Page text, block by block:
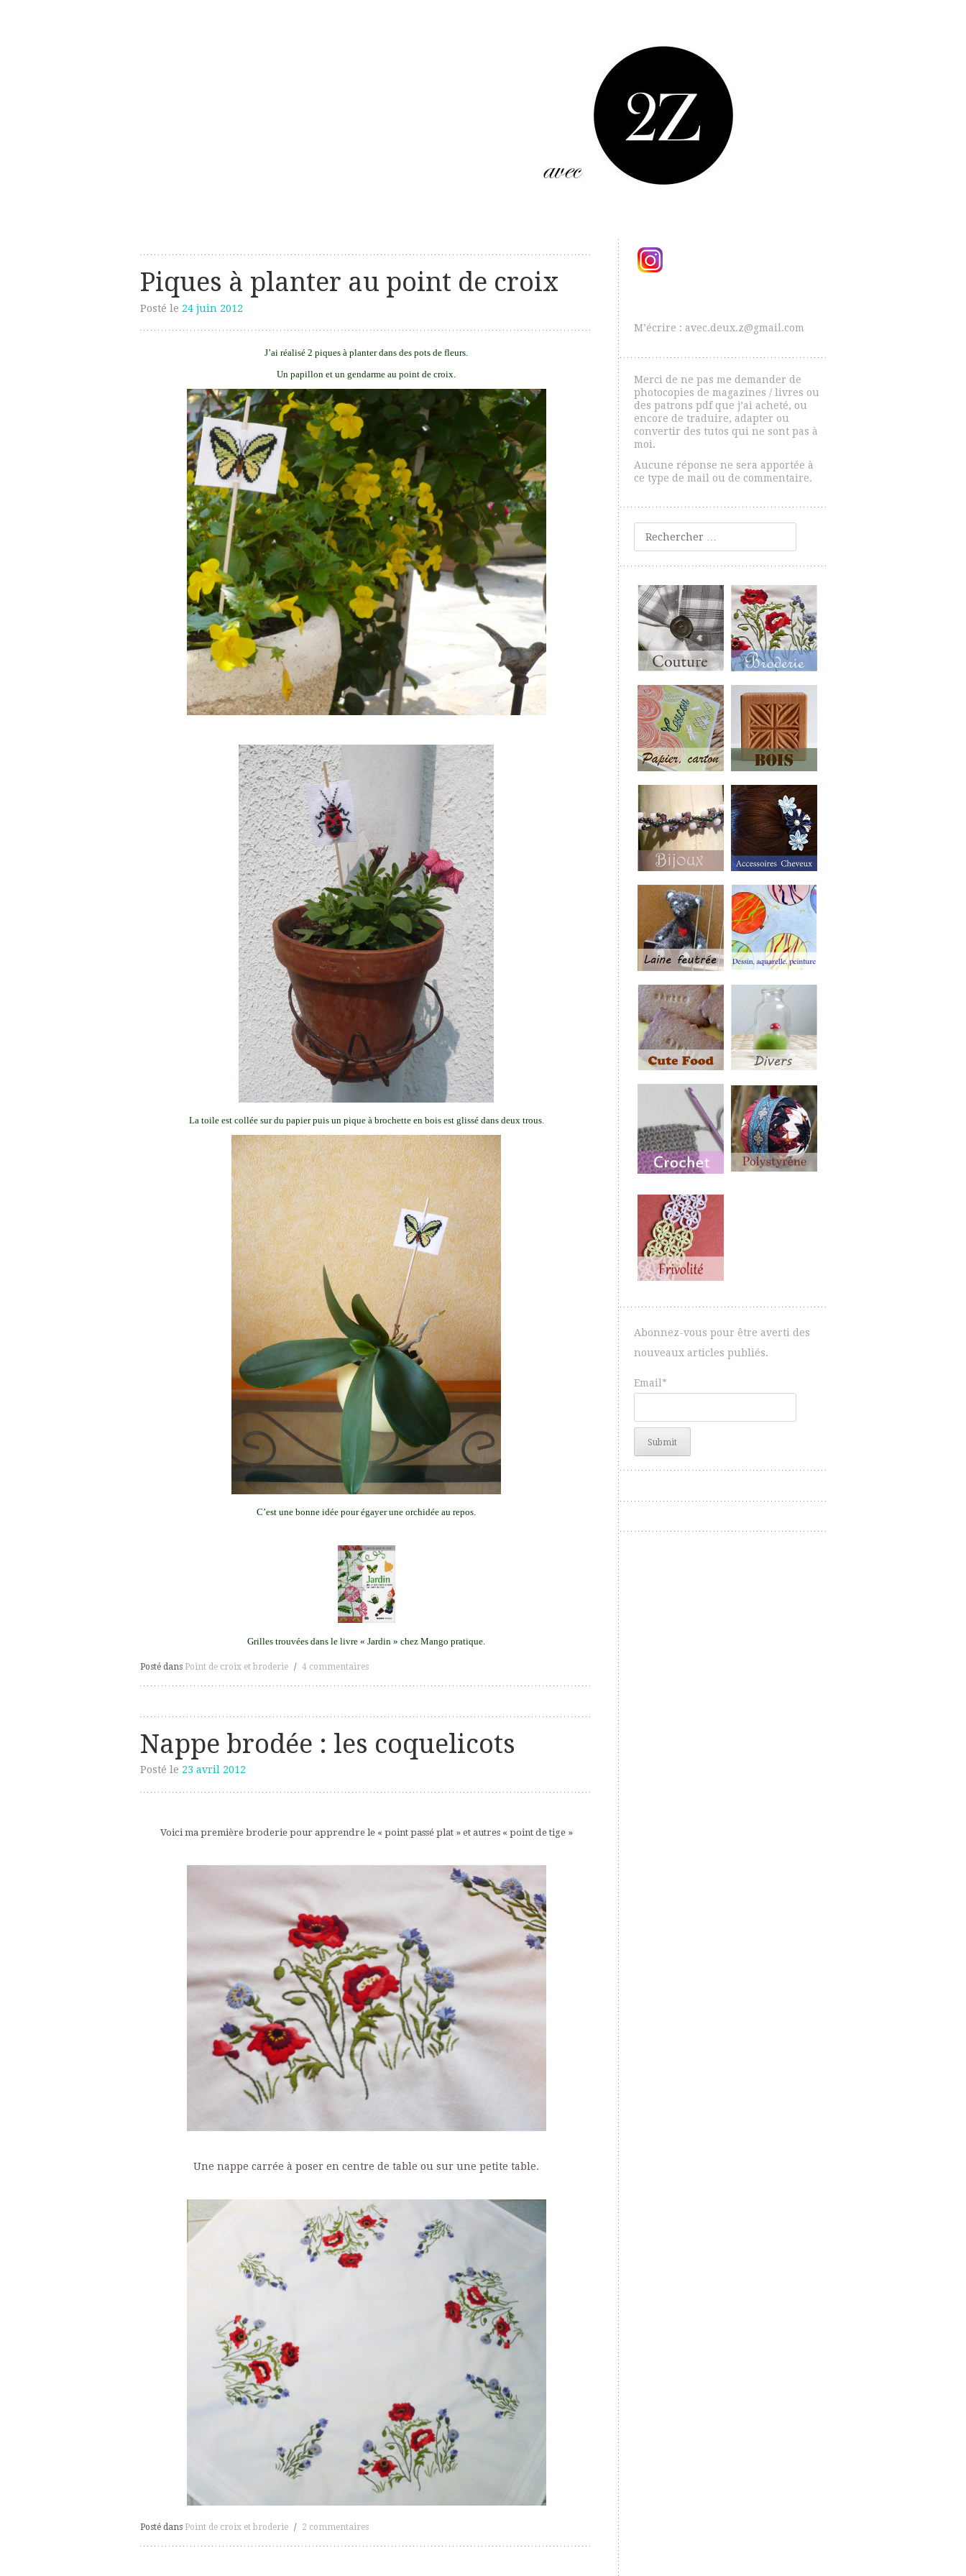
avec deux z
Piques à planter au point de croix
Posté le 24 juin 2012
J’ai réalisé 2 piques à planter dans des pots de fleurs.
Un papillon et un gendarme au point de croix.
La toile est collée sur du papier puis un pique à brochette en bois est glissé dans deux trous.
C’est une bonne idée pour égayer une orchidée au repos.
Grilles trouvées dans le livre « Jardin » chez Mango pratique.
Posté dans Point de croix et broderie / 4 commentaires
Nappe brodée : les coquelicots
Posté le 23 avril 2012
Voici ma première broderie pour apprendre le « point passé plat » et autres « point de tige »
Une nappe carrée à poser en centre de table ou sur une petite table.
Posté dans Point de croix et broderie / 2 commentaires
M’écrire : avec.deux.z@gmail.com
Merci de ne pas me demander de
photocopies de magazines / livres ou
des patrons pdf que j’ai acheté, ou
encore de traduire, adapter ou
convertir des tutos qui ne sont pas à
moi.
Aucune réponse ne sera apportée à
ce type de mail ou de commentaire.
Rechercher
Abonnez-vous pour être averti des
nouveaux articles publiés.
Email*